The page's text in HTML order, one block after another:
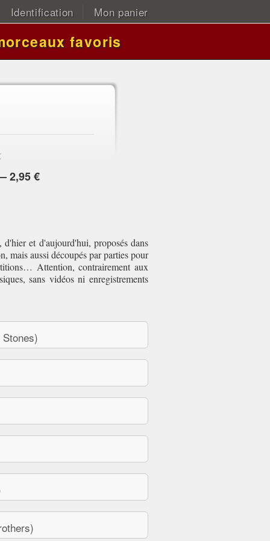
Identification Mon panier
favoris
2,95 €
et d'aujourd'hui, proposés dans
mais aussi découpés par parties pour
Attention, contrairement aux
sans vidéos ni enregistrements